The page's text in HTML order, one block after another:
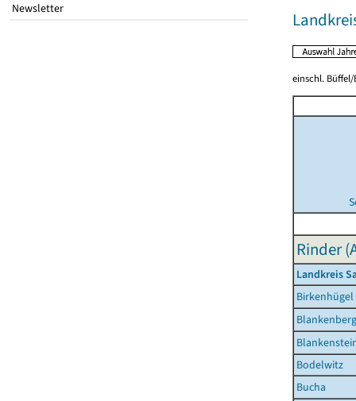
Newsletter
einschl. Büffel/
Rinder
Landkreis
Birkenhügel
Blankenberg
Bodelwitz
Bucha